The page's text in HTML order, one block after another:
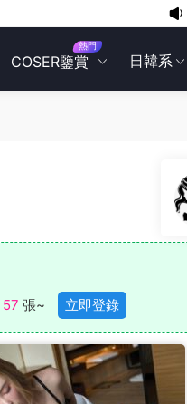
COSER鑒賞
熱門
日韓系
57 張~ 立即登錄